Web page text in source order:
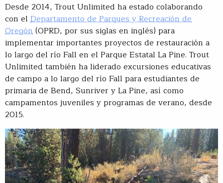
Desde 2014, Trout Unlimited ha estado colaborando
con el Departamento de Parques y Recreación de
Oregón(OPRD, por sus siglas en inglés) para
implementar importantes proyectos de restauración a
lo largo del río Fall en el Parque Estatal La Pine. Trout
Unlimited también ha liderado excursiones educativas
de campo a lo largo del río Fall para estudiantes de
primaria de Bend, Sunriver y La Pine, así como
campamentos juveniles y programas de verano, desde
2015.